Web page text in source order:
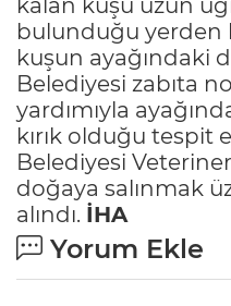
bulunduğu yerden
kuşun ayağındaki
Belediyesi zabıta
yardımıyla
kırık olduğu tespit
Belediyesi
doğaya salınmak
alındı. İHA
Yorum Ekle